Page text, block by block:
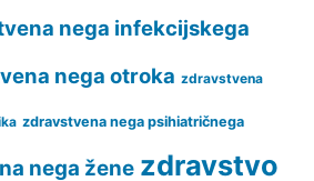
nega infekcijskega
nega otroka zdravstvena
zdravstvena nega psihiatričnega
nega žene zdravstvo